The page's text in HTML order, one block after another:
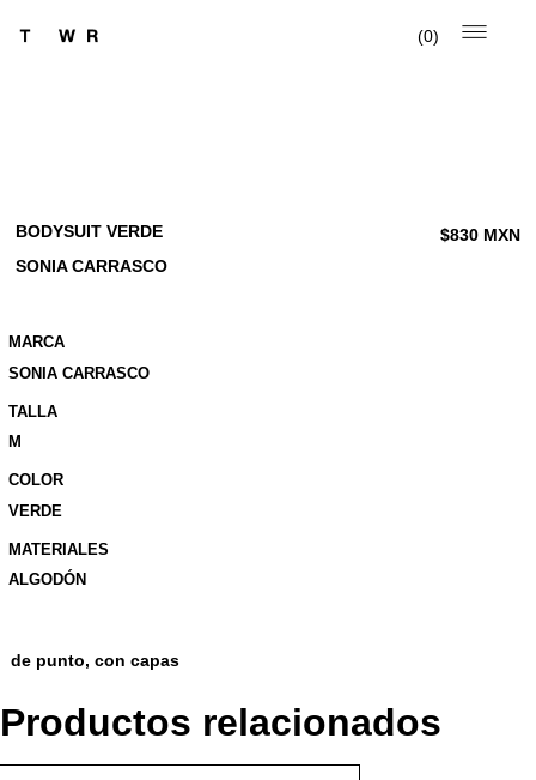
0
BODYSUIT VERDE
SONIA CARRASCO
$830MXN
MARCA
SONIA CARRASCO
TALLA
M
COLOR
VERDE
MATERIALES
ALGODÓN
de punto, con capas
Productos relacionados